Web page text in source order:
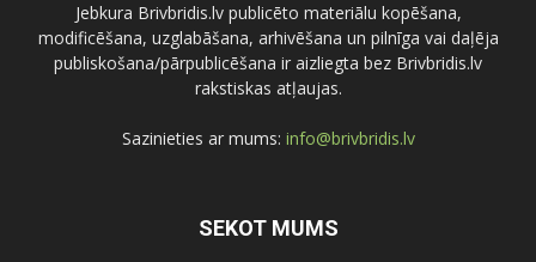
Jebkura Brivbridis.lv publicēto materiālu kopēšana,
modificēšana, uzglabāšana, arhivēšana un pilnīga vai daļēja
publiskošana/pārpublicēšana ir aizliegta bez Brivbridis.lv
rakstiskas atļaujas.
Sazinieties ar mums: info@brivbridis.lv
SEKOT MUMS